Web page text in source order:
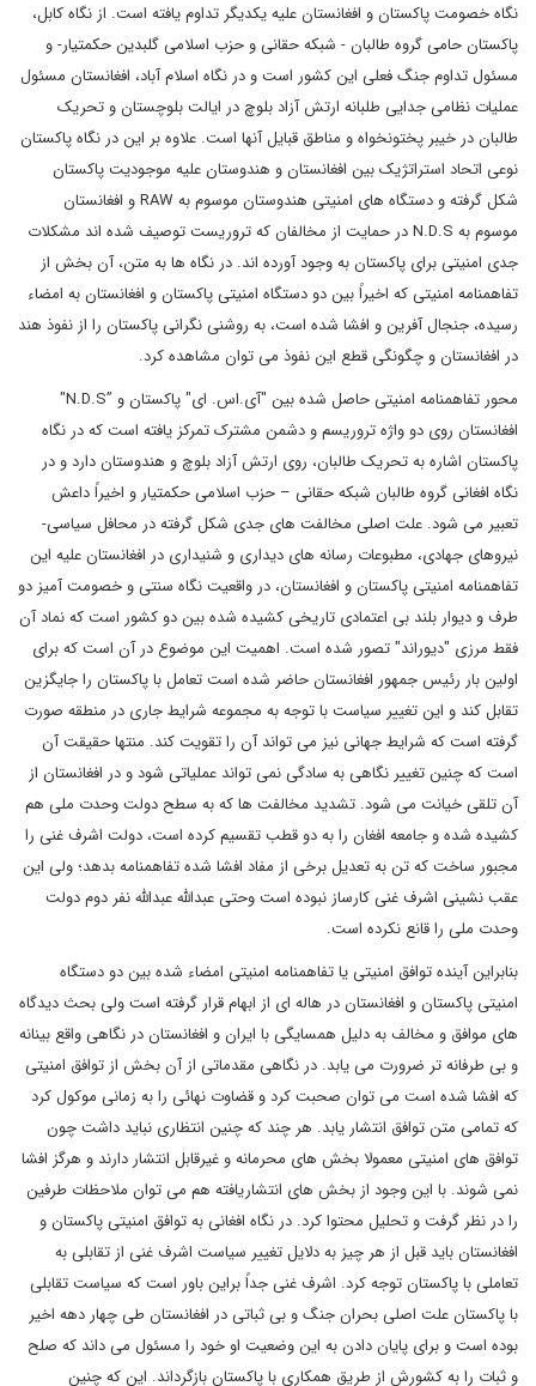
نگاه خصومت پاکستان و افغانستان علیه یکدیگر تداوم یافته است. از نگاه کابل،
پاکستان حامی گروه طالبان - شبکه حقانی و حزب اسلامی گلبدین حکمتیار- و
مسئول تداوم جنگ فعلی این کشور است و در نگاه اسلام آباد، افغانستان مسئول
عملیات نظامی جدایی طلبانه ارتش آزاد بلوچ در ایالت بلوچستان و تحریک
طالبان در خیبر پختونخواه و مناطق قبایل آنها است. علاوه بر این در نگاه پاکستان
نوعی اتحاد استراتژیک بین افغانستان و هندوستان علیه موجودیت پاکستان
شکل گرفته و دستگاه های امنیتی هندوستان موسوم بهRAWو افغانستان
موسوم به N.D.Sدر حمایت از مخالفان که تروریست توصیف شده اند مشکلات
جدی امنیتی برای پاکستان به وجود آورده اند. در نگاه ها به متن، آن بخش از
تفاهمنامه امنیتی که اخیراً بین دو دستگاه امنیتی پاکستان و افغانستان به امضاء
رسیده، جنجال آفرین و افشا شده است، به روشنی نگرانی پاکستان را از نفوذ هند
در افغانستان و چگونگی قطع این نفوذ می توان مشاهده کرد.
محور تفاهمنامه امنیتی حاصل شده بین "آی.اس. ای" پاکستان و N.D.S”
"
افغانستان روی دو واژه تروریسم و دشمن مشترک تمرکز یافته است که در نگاه
پاکستان اشاره به تحریک طالبان، روی ارتش آزاد بلوچ و هندوستان دارد و در
نگاه افغانی گروه طالبان شبکه حقانی – حزب اسلامی حکمتیار و اخیراً داعش
تعبیر می شود. علت اصلی مخالفت های جدی شکل گرفته در محافل سیاسی-
نیروهای جهادی، مطبوعات رسانه های دیداری و شنیداری در افغانستان علیه این
تفاهمنامه امنیتی پاکستان و افغانستان، در واقعیت نگاه سنتی و خصومت آمیز دو
طرف و دیوار بلند بی اعتمادی تاریخی کشیده شده بین دو کشور است که نماد آن
فقط مرزی "دیوراند" تصور شده است. اهمیت این موضوع در آن است که برای
اولین بار رئیس جمهور افغانستان حاضر شده است تعامل با پاکستان را جایگزین
تقابل کند و این تغییر سیاست با توجه به مجموعه شرایط جاری در منطقه صورت
گرفته است که شرایط جهانی نیز می تواند آن را تقویت کند. منتها حقیقت آن
است که چنین تغییر نگاهی به سادگی نمی تواند عملیاتی شود و در افغانستان از
آن تلقی خیانت می شود. تشدید مخالفت ها که به سطح دولت وحدت ملی هم
کشیده شده و جامعه افغان را به دو قطب تقسیم کرده است، دولت اشرف غنی را
مجبور ساخت که تن به تعدیل برخی از مفاد افشا شده تفاهمنامه بدهد؛ ولی این
عقب نشینی اشرف غنی کارساز نبوده است وحتی عبدالله عبدالله نفر دوم دولت
وحدت ملی را قانع نکرده است.
بنابراین آینده توافق امنیتی یا تفاهمنامه امنیتی امضاء شده بین دو دستگاه
امنیتی پاکستان و افغانستان در هاله ای از ابهام قرار گرفته است ولی بحث دیدگاه
های موافق و مخالف به دلیل همسایگی با ایران و افغانستان در نگاهی واقع بینانه
و بی طرفانه تر ضرورت می یابد. در نگاهی مقدماتی از آن بخش از توافق امنیتی
که افشا شده است می توان صحبت کرد و قضاوت نهائی را به زمانی موکول کرد
که تمامی متن توافق انتشار یابد. هر چند که چنین انتظاری نباید داشت چون
توافق های امنیتی معمولا بخش های محرمانه و غیرقابل انتشار دارند و هرگز افشا
نمی شوند. با این وجود از بخش های انتشاریافته هم می توان ملاحظات طرفین
را در نظر گرفت و تحلیل محتوا کرد. در نگاه افغانی به توافق امنیتی پاکستان و
افغانستان باید قبل از هر چیز به دلایل تغییر سیاست اشرف غنی از تقابلی به
تعاملی با پاکستان توجه کرد. اشرف غنی جداً براین باور است که سیاست تقابلی
با پاکستان علت اصلی بحران جنگ و بی ثباتی در افغانستان طی چهار دهه اخیر
بوده است و برای پایان دادن به این وضعیت او خود را مسئول می داند که صلح
و ثبات را به کشورش از طریق همکاری با پاکستان بازگرداند. این که چنین